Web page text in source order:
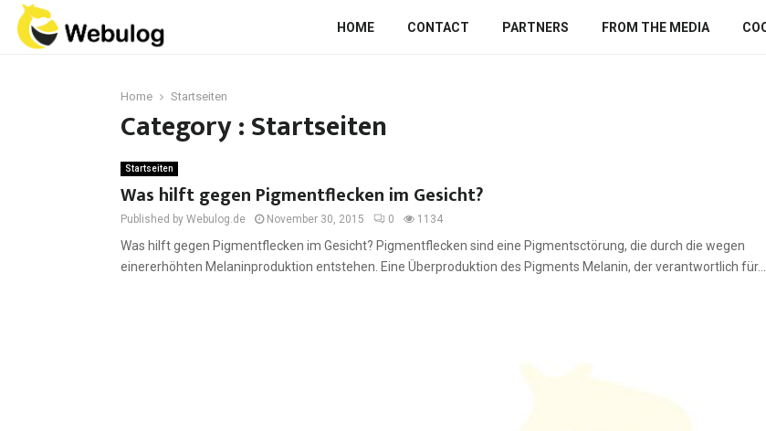
HOME CONTACT PARTNERS FROM THE MEDIA
Home Startseiten
Category : Startseiten
Startseiten
Was hilft gegen Pigmentflecken im Gesicht?
Published by Webulog.de November 30, 2015 0 1134
Was hilft gegen Pigmentflecken im Gesicht? Pigmentflecken sind eine Pigmentsctörung, die durch die wegen
einererhöhten Melaninproduktion entstehen. Eine Überproduktion des Pigments Melanin, der verantwortlich für...